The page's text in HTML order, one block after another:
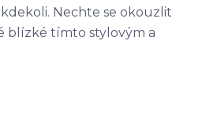
Nechte se okouzlit
blízké tímto stylovým a